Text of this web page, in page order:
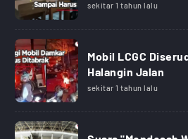
sekitar 1 tahun lalu
Mobil LCGC
Halangin Jalan
sekitar 1 tahun lalu